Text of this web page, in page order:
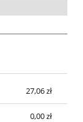
27,06 zł
0,00 zł